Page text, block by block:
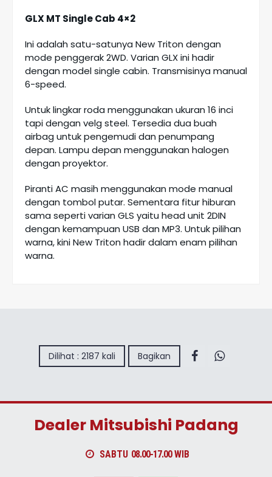
GLX MT Single Cab 4×2
Ini adalah satu-satunya New Triton dengan
mode penggerak 2WD. Varian GLX ini hadir
dengan model single cabin. Transmisinya manual
6-speed.
Untuk lingkar roda menggunakan ukuran 16 inci
tapi dengan velg steel. Tersedia dua buah
airbag untuk pengemudi dan penumpang
depan. Lampu depan menggunakan halogen
dengan proyektor.
Piranti AC masih menggunakan mode manual
dengan tombol putar. Sementara fitur hiburan
sama seperti varian GLS yaitu head unit 2DIN
dengan kemampuan USB dan MP3. Untuk pilihan
warna, kini New Triton hadir dalam enam pilihan
warna.
Dilihat : 2187 kali Bagikan
Dealer Mitsubishi Padang
SABTU 08.00-17.00WIB